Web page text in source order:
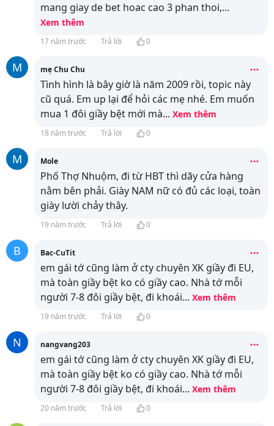
mang giay de bet hoac cao 3 phan thoi,...
Xem thêm
17 năm trước Trả lời 0
M mẹ Chu Chu
Tình hình là bây giờ là năm 2009 rồi, topic này
cũ quá. Em up lại để hỏi các mẹ nhé. Em muốn
mua 1 đôi giầy bệt mới mà... Xem thêm
18 năm trước Trả lời 0
M Mole
Phố Thợ Nhuộm, đi từ HBT thì dãy cửa hàng
nằm bên phải. Giày NAM nữ có đủ các loại, toàn
giày lười chảy thây.
19 năm trước Trả lời 0
B Bac-CuTit
em gái tớ cũng làm ở cty chuyên XK giầy đi EU,
mà toàn giầy bệt ko có giầy cao. Nhà tớ mỗi
người 7-8 đôi giầy bệt, đi khoái... Xem thêm
19 năm trước Trả lời 0
N nangvang203
em gái tớ cũng làm ở cty chuyên XK giầy đi EU,
mà toàn giầy bệt ko có giầy cao. Nhà tớ mỗi
người 7-8 đôi giầy bệt, đi khoái... Xem thêm
20 năm trước Trả lời 0